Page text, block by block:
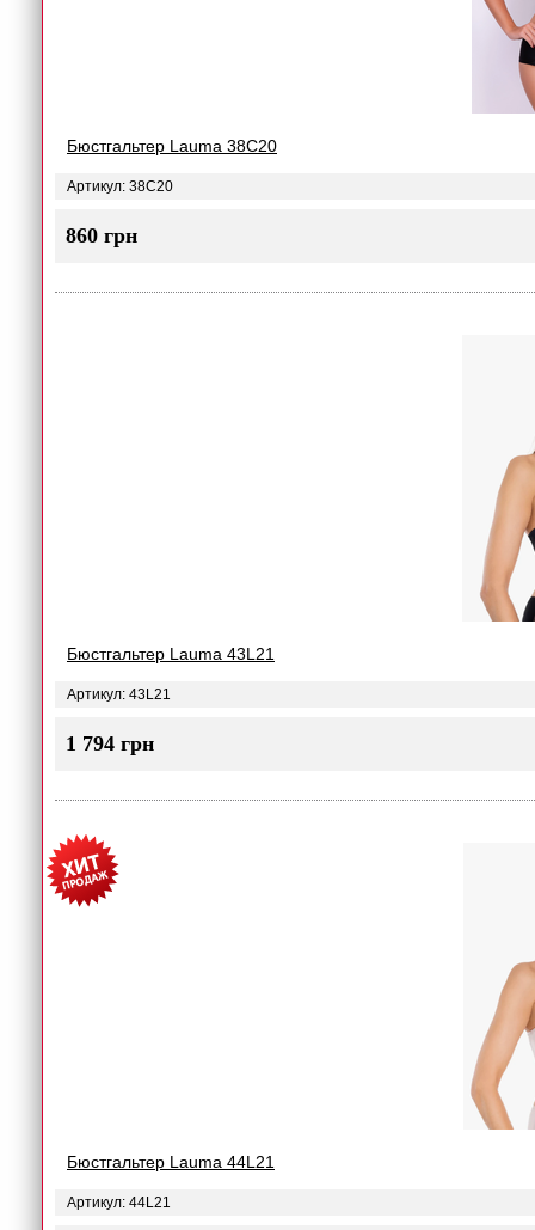
Бюстгальтер Lauma 38C20
Артикул: 38C20
860 грн
Бюстгальтер Lauma 43L21
Артикул: 43L21
1 794 грн
Бюстгальтер Lauma 44L21
Артикул: 44L21